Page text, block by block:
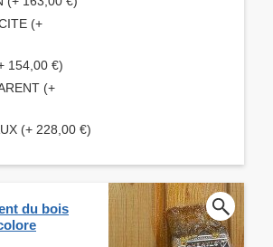
(+
154,00 €)
(+
(+ 228,00 €)
du bois